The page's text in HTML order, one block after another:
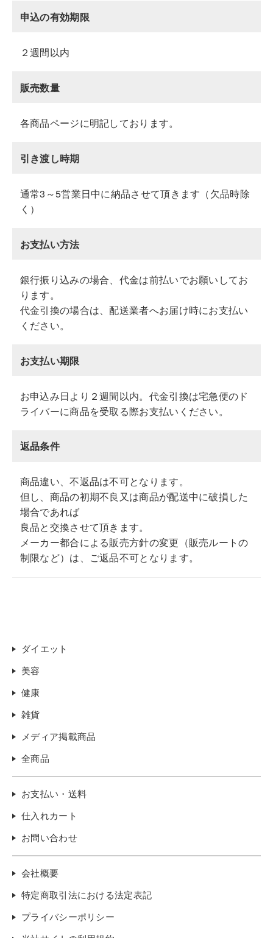
申込の有効期限
２週間以内
販売数量
各商品ページに明記しております。
引き渡し時期
通常3～5営業日中に納品させて頂きます（欠品時除
く）
お支払い方法
銀行振り込みの場合、代金は前払いでお願いしてお
ります。
代金引換の場合は、配送業者へお届け時にお支払い
ください。
お支払い期限
お申込み日より２週間以内。代金引換は宅急便のド
ライバーに商品を受取る際お支払いください。
返品条件
商品違い、不返品は不可となります。
但し、商品の初期不良又は商品が配送中に破損した
場合であれば
良品と交換させて頂きます。
メーカー都合による販売方針の変更（販売ルートの
制限など）は、ご返品不可となります。
ダイエット
美容
健康
雑貨
メディア掲載商品
全商品
お支払い・送料
仕入れカート
お問い合わせ
会社概要
特定商取引法における法定表記
プライバシーポリシー